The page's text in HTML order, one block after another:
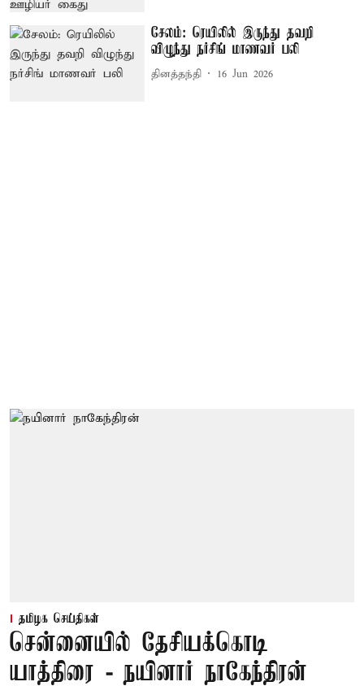
சேலம்: ரெயிலில் இருந்து தவறி
விழுந்து நர்சிங் மாணவர் பலி
தினத்தந்தி 16 Jun 2026
தமிழக செய்திகள்
சென்னையில் தேசியக்கொடி
யாத்திரை - நயினார் நாகேந்திரன்